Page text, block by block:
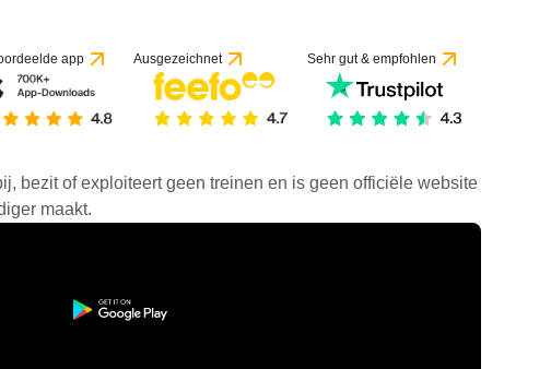
app Ausgezeichnet Sehr gut & empfohlen
bezit of exploiteert geen treinen en is geen officiële website
maakt.